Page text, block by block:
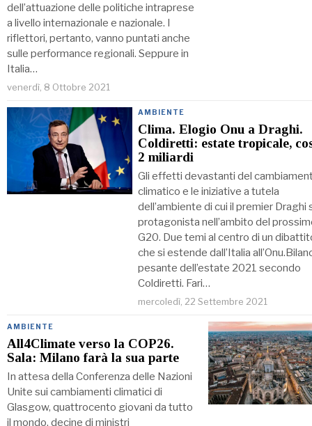
dell’attuazione delle politiche intraprese
a livello internazionale e nazionale. I
riflettori, pertanto, vanno puntati anche
sulle performance regionali. Seppure in
Italia…
venerdì, 8 Ottobre 2021
AMBIENTE
Clima. Elogio Onu a Draghi.
Coldiretti: estate tropicale,
2 miliardi
Gli effetti devastanti del
climatico e le iniziative a tutela
dell’ambiente di cui il premier Draghi
protagonista nell’ambito del
G20. Due temi al centro di un
che si estende dall’Italia
pesante dell’estate 2021 secondo
Coldiretti. Fari…
mercoledì, 22 Settembre 2021
AMBIENTE
All4Climate verso la COP26.
Sala: Milano farà la sua parte
In attesa della Conferenza delle Nazioni
Unite sui cambiamenti climatici di
Glasgow, quattrocento giovani da tutto
il mondo, decine di ministri